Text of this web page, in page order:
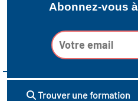
Abonnez-vous
Trouver une formation